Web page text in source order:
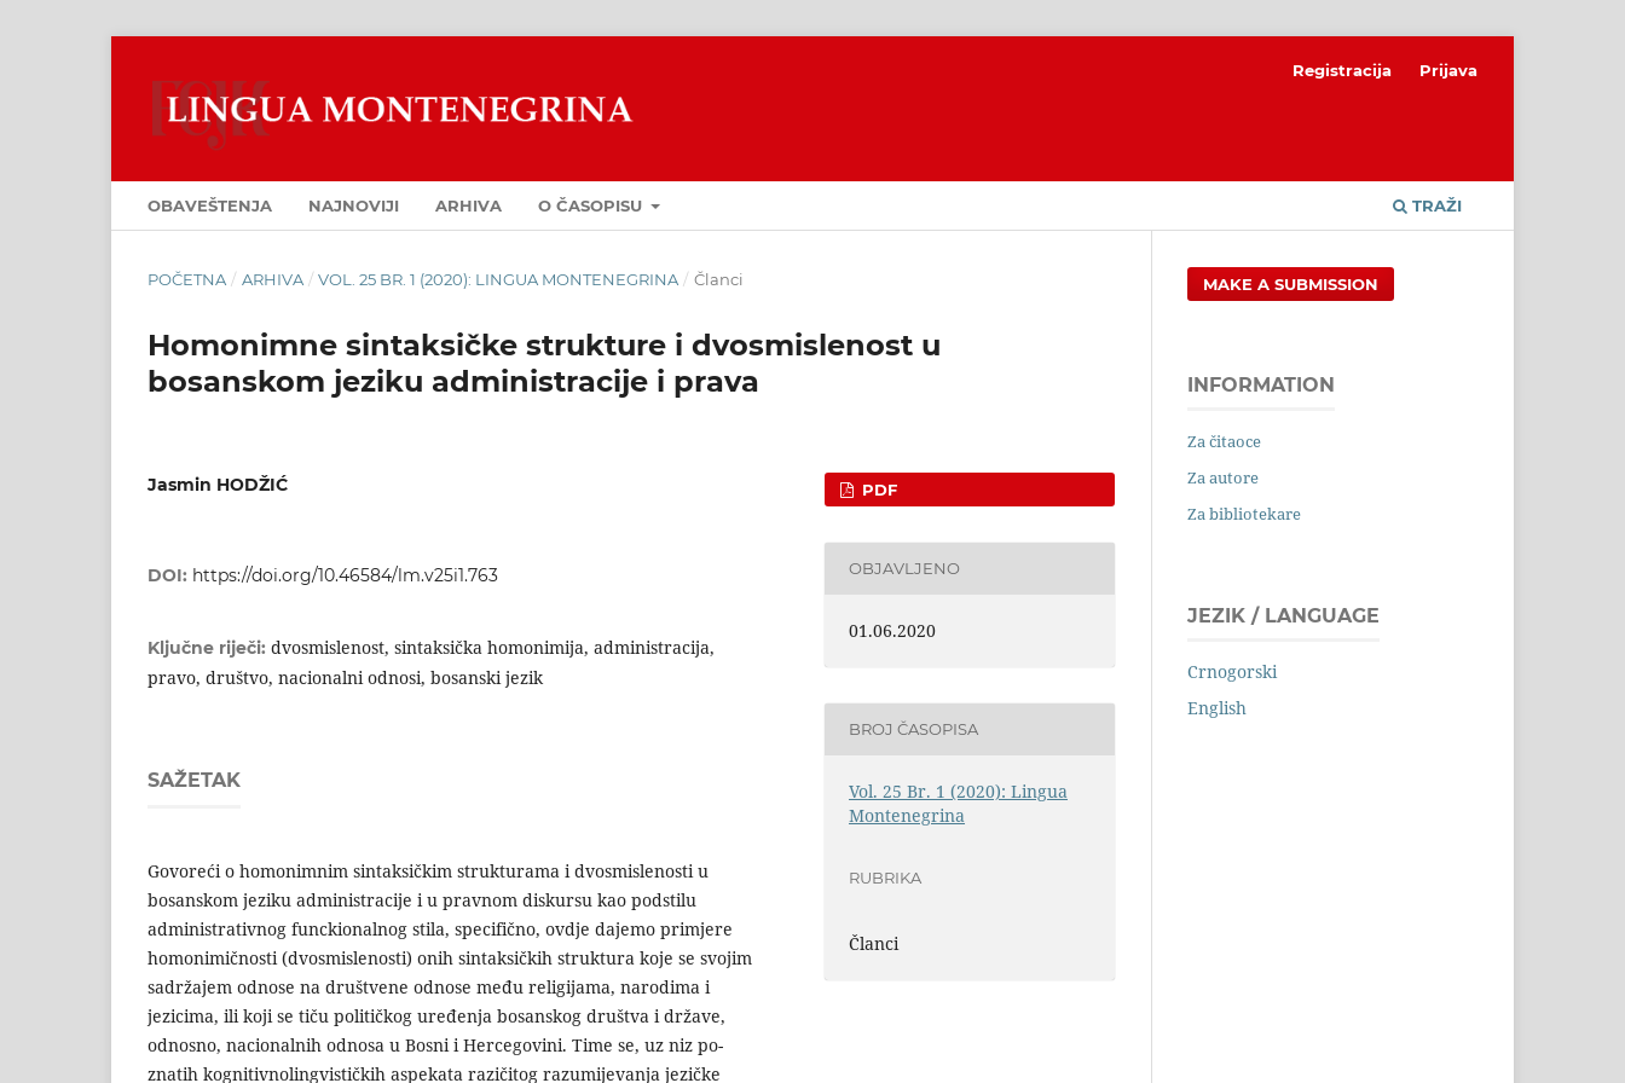
OBAVEŠTENJA NAJNOVIJI ARHIVA O ČASOPISU TRAŽI
Registracija Prijava
POČETNA / ARHIVA / VOL. 25 BR. 1 (2020): LINGUA MONTENEGRINA / Članci
Homonimne sintaksičke strukture i dvosmislenost u
bosanskom jeziku administracije i prava
Jasmin HODŽIĆ
DOI: https://doi.org/10.46584/lm.v25i1.763
Ključne riječi: dvosmislenost, sintaksička homonimija, administracija,
pravo, društvo, nacionalni odnosi, bosanski jezik
SAŽETAK
Govoreći o homonimnim sintaksičkim strukturama i dvo­smislenosti u
bosanskom jeziku administracije i u pravnom dis­kursu kao podstilu
administrativnog funckionalnog stila, speci­fično, ovdje dajemo primjere
homonimičnosti (dvosmislenosti) onih sintaksičkih struktura koje se svojim
sadržajem odnose na društvene odnose među religijama, narodima i
jezicima, ili koji se tiču političkog uređenja bosanskog društva i države,
odnosno, nacionalnih odnosa u Bosni i Hercegovini. Time se, uz niz po­
znatih kognitivnolingvističkih aspekata razičitog razumijevanja jezičke
PDF
OBJAVLJENO
01.06.2020
BROJ ČASOPISA
Vol. 25 Br. 1 (2020): Lingua
Montenegrina
RUBRIKA
Članci
MAKE A SUBMISSION
INFORMATION
Za čitaoce
Za autore
Za bibliotekare
JEZIK / LANGUAGE
Crnogorski
English